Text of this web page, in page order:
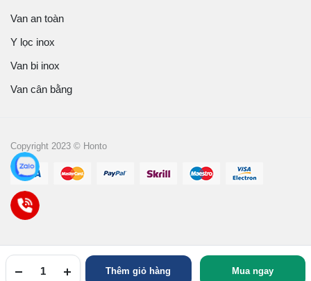
Thêm giỏ hàng Mua ngay
Van an toàn
Y lọc inox
Van bi inox
Van cân bằng
Copyright 2023 © Honto